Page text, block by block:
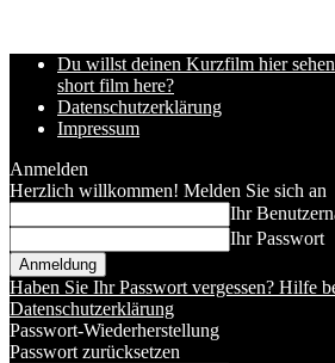
Du willst deinen Kurzfilm hier
short film here?
Datenschutzerklärung
Impressum
Anmelden
Herzlich willkommen! Melden Sie sich an
Ihr
Ihr Passwort
Haben Sie Ihr Passwort vergessen? Hilfe
Datenschutzerklärung
Passwort-Wiederherstellung
Passwort zurücksetzen